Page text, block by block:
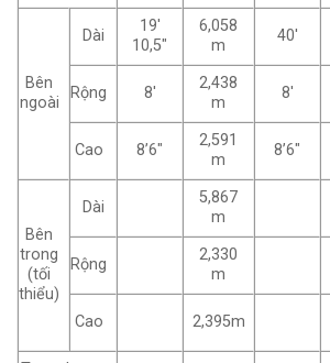
Bên
ngoài
Dài
19′
10,5″
6,058
m
40′
Rộng 8′
2,438
m
8′
Cao 8’6″
2,591
m
8’6″
Bên
trong
(tối
thiểu)
Dài
5,867
m
Rộng
2,330
m
Cao 2,395m